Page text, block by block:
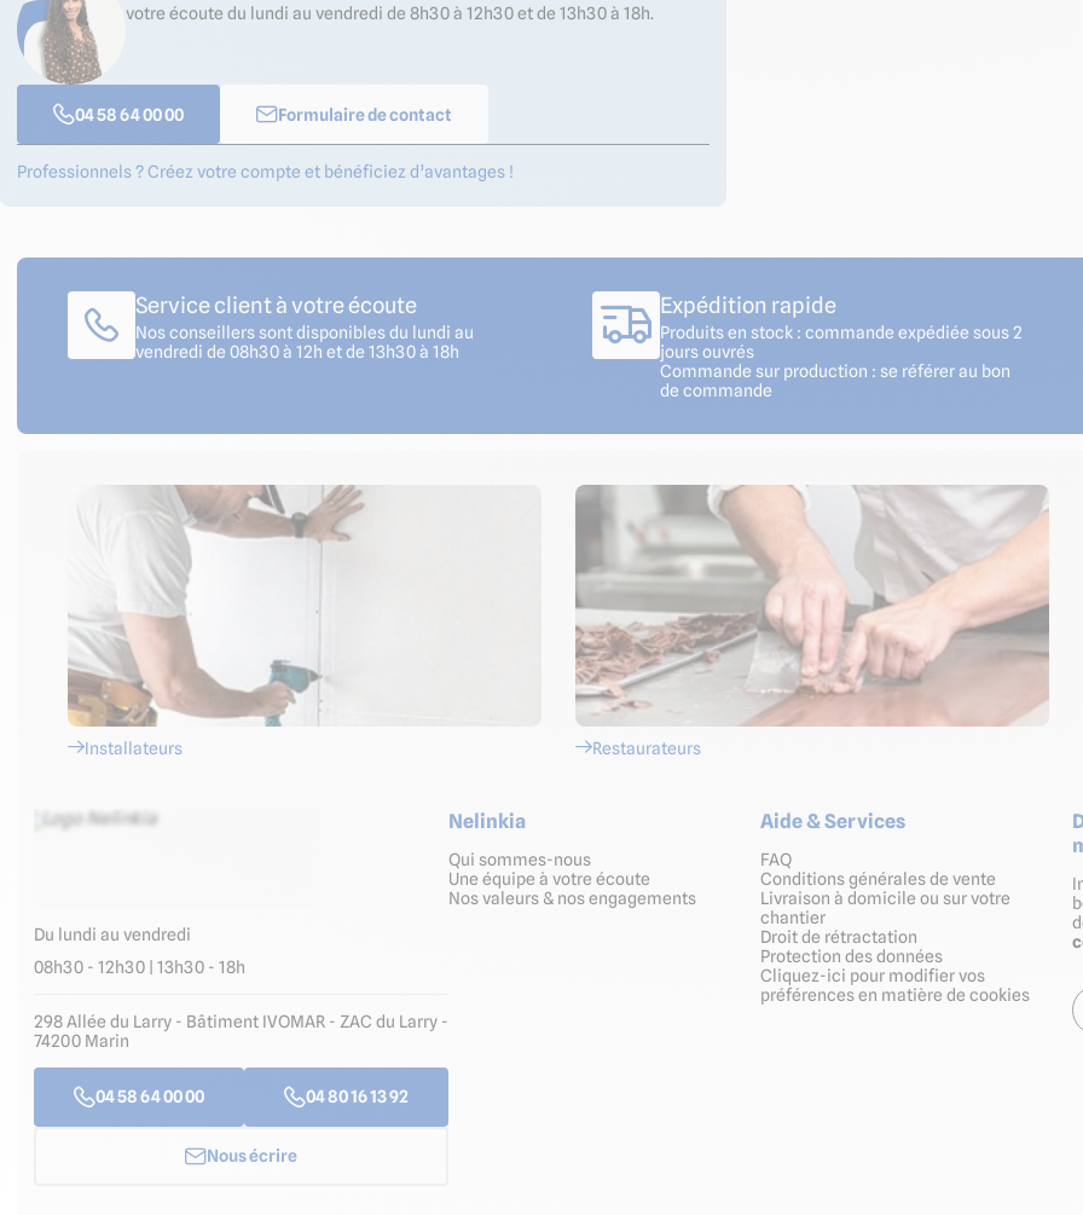
votre écoute du lundi au vendredi de 8h30 à 12h30 et de 13h30 à 18h.
04 58 64 00 00 Formulaire de contact
Professionnels ? Créez votre compte et bénéficiez d’avantages !
Service client à votre écoute
Nos conseillers sont disponibles du lundi au
vendredi de 08h30 à 12h et de 13h30 à 18h
Expédition rapide
Produits en stock : commande expédiée sous 2
jours ouvrés
Commande sur production : se référer au bon
de commande
Installateurs Restaurateurs
Du lundi au vendredi
08h30 - 12h30 | 13h30 - 18h
298 Allée du Larry - Bâtiment IVOMAR - ZAC du Larry -
74200 Marin
04 58 64 00 00 04 80 16 13 92
Nous écrire
Nelinkia
Qui sommes-nous
Une équipe à votre écoute
Nos valeurs & nos engagements
Aide & Services
FAQ
Conditions générales de vente
Livraison à domicile ou sur votre
chantier
Droit de rétractation
Protection des données
Cliquez-ici pour modifier vos
préférences en matière de cookies